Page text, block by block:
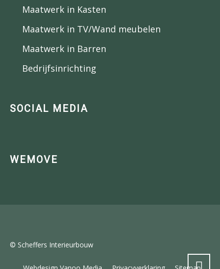
Maatwerk in Kasten
Maatwerk in TV/Wand meubelen
Maatwerk in Barren
Bedrijfsinrichting
SOCIAL MEDIA
WEMOVE
© Scheffers Interieurbouw